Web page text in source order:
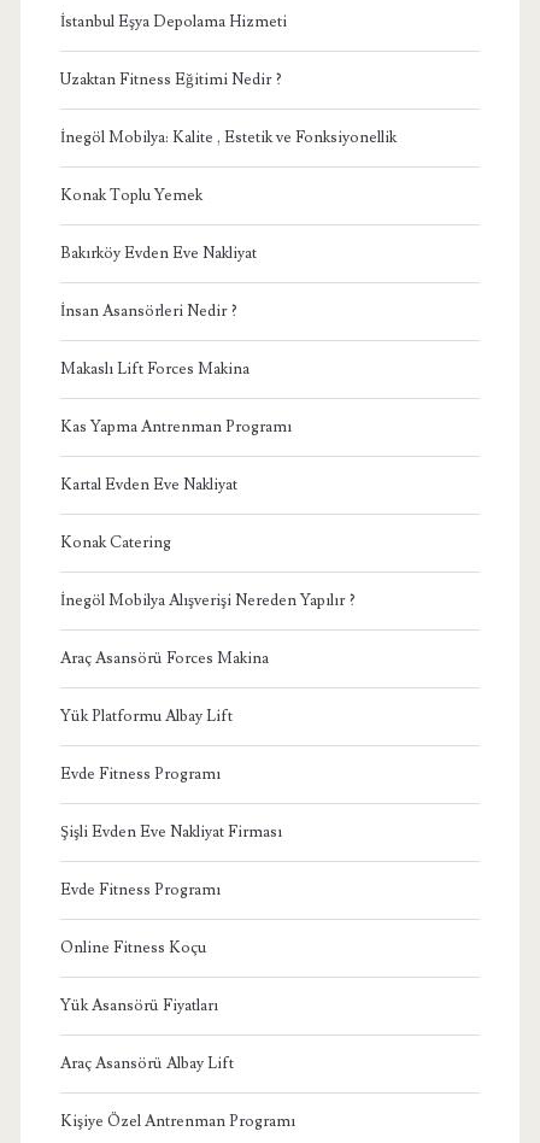
İstanbul Eşya Depolama Hizmeti
Uzaktan Fitness Eğitimi Nedir ?
İnegöl Mobilya: Kalite , Estetik ve Fonksiyonellik
Konak Toplu Yemek
Bakırköy Evden Eve Nakliyat
İnsan Asansörleri Nedir ?
Makaslı Lift Forces Makina
Kas Yapma Antrenman Programı
Kartal Evden Eve Nakliyat
Konak Catering
İnegöl Mobilya Alışverişi Nereden Yapılır ?
Araç Asansörü Forces Makina
Yük Platformu Albay Lift
Evde Fitness Programı
Şişli Evden Eve Nakliyat Firması
Evde Fitness Programı
Online Fitness Koçu
Yük Asansörü Fiyatları
Araç Asansörü Albay Lift
Kişiye Özel Antrenman Programı